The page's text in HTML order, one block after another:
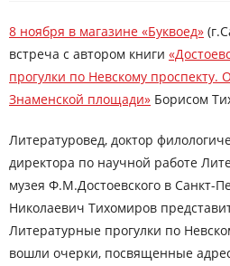
8 ноября в магазине «Буквоед»
встреча с автором книги
прогулки по Невскому проспекту.
Знаменской площади» Борисом
Литературовед, доктор
директора по научной работе
музея Ф.М.Достоевского в Санкт-
Николаевич Тихомиров
Литературные прогулки по
вошли очерки, посвященные